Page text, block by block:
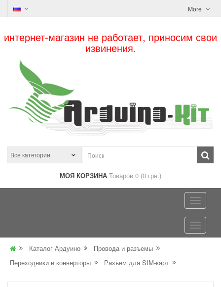
More
интернет-магазин не работает, приносим свои
извинения.
МОЯ КОРЗИНА Товаров 0 (0 грн.)
Каталог Ардуино
Провода и разъемы
Переходники и конверторы
Разъем для SIM-карт